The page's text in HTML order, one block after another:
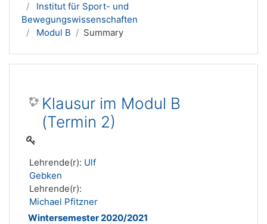
Institut für Sport- und
Bewegungswissenschaften
Modul B
Summary
Klausur im Modul B
(Termin 2)
Lehrende(r): Ulf
Gebken
Lehrende(r):
Michael Pfitzner
Wintersemester 2020/2021